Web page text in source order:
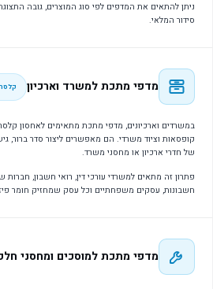
ניתן להתאים את המדפים לפי סוג המוצרים, גובה
סידור המלאי.
מדפי מתכת למשרד וארכיון
במשרדים וארכיונים, מדפי מתכת מתאימים לאחסון
קופסאות וציוד משרדי. הם מאפשרים ליצור סדר ברור,
של חדרי ארכיון או מחסני משרד.
פתרון זה מתאים למשרדי עורכי דין, רואי חשבון,
חשבונות, עסקים משפחתיים וכל עסק שמחזיק חומר
מדפי מתכת למוסכים ומחסני